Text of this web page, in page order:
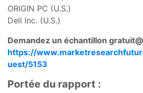
ORIGIN PC (U.S.)
Dell Inc. (U.S.)
Demandez un échantillon gratuit@
https://
uest/5153
Portée du rapport :